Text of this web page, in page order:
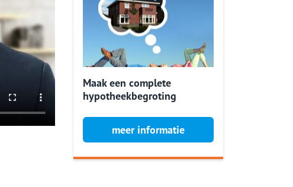
Maak een complete
hypotheekbegroting
meer informatie